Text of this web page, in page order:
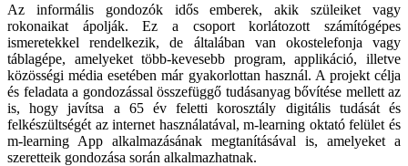
Az informális gondozók idős emberek, akik szüleiket vagy
rokonaikat ápolják. Ez a csoport korlátozott számítógépes
ismeretekkel rendelkezik, de általában van okostelefonja vagy
táblagépe, amelyeket több-kevesebb program, applikáció, illetve
közösségi média esetében már gyakorlottan használ. A projekt célja
és feladata a gondozással összefüggő tudásanyag bővítése mellett az
is, hogy javítsa a 65 év feletti korosztály digitális tudását és
felkészültségét az internet használatával, m-learning oktató felület és
m-learning App alkalmazásának megtanításával is, amelyeket a
szeretteik gondozása során alkalmazhatnak.